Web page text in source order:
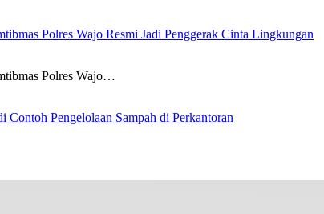
Polres Wajo Resmi Jadi Penggerak Cinta Lingkungan
Polres Wajo…
Pengelolaan Sampah di Perkantoran